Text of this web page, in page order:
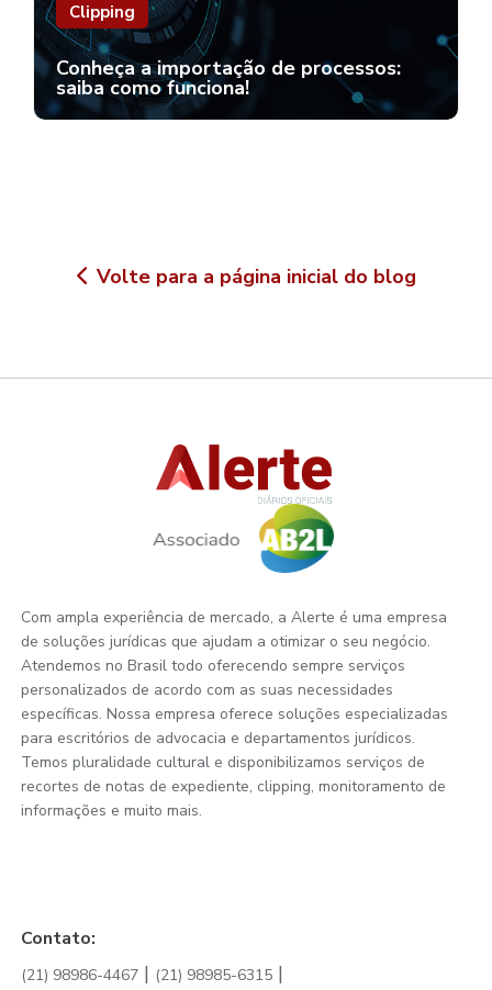
Clipping
Conheça a importação de processos:
saiba como funciona!
Volte para a página inicial do blog
Com ampla experiência de mercado, a Alerte é uma empresa
de soluções jurídicas que ajudam a otimizar o seu negócio.
Atendemos no Brasil todo oferecendo sempre serviços
personalizados de acordo com as suas necessidades
específicas. Nossa empresa oferece soluções especializadas
para escritórios de advocacia e departamentos jurídicos.
Temos pluralidade cultural e disponibilizamos serviços de
recortes de notas de expediente, clipping, monitoramento de
informações e muito mais.
Contato:
(21) 98986-4467 | (21) 98985-6315 |